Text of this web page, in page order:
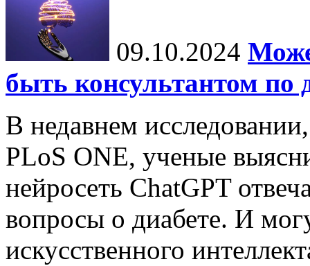
09.10.2024
быть консультантом по
В недавнем
PLoS ONE, ученые
нейросеть ChatGPT
вопросы о диабете. И
искусственного